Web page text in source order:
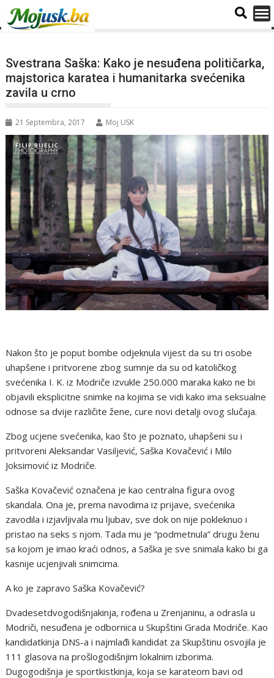
Svestrana Saška: Kako je nesuđena političarka,
majstorica karatea i humanitarka svećenika
zavila u crno
21 Septembra, 2017 Moj USK
Nakon što je poput bombe odjeknula vijest da su tri osobe
uhapšene i pritvorene zbog sumnje da su od katoličkog
svećenika I. K. iz Modriče izvukle 250.000 maraka kako ne bi
objavili eksplicitne snimke na kojima se vidi kako ima seksualne
odnose sa dvije različite žene, cure novi detalji ovog slučaja.
Zbog ucjene svećenika, kao što je poznato, uhapšeni su i
pritvoreni Aleksandar Vasiljević, Saška Kovačević i Milo
Joksimović iz Modriče.
Saška Kovačević označena je kao centralna figura ovog
skandala. Ona je, prema navodima iz prijave, svećenika
zavodila i izjavljivala mu ljubav, sve dok on nije pokleknuo i
pristao na seks s njom. Tada mu je “podmetnula” drugu ženu
sa kojom je imao kraći odnos, a Saška je sve snimala kako bi ga
kasnije ucjenjivali snimcima.
A ko je zapravo Saška Kovačević?
Dvadesetdvogodišnjakinja, rođena u Zrenjaninu, a odrasla u
Modriči, nesuđena je odbornica u Skupštini Grada Modriče. Kao
kandidatkinja DNS-a i najmlađi kandidat za Skupštinu osvojila je
111 glasova na prošlogodišnjim lokalnim izborima.
Dugogodišnja je sportkistkinja, koja se karateom bavi od